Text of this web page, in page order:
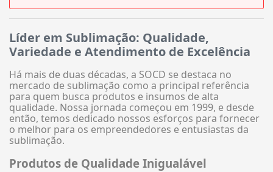
Líder em Sublimação: Qualidade,
Variedade e Atendimento de Excelência
Há mais de duas décadas, a SOCD se destaca no
mercado de sublimação como a principal referência
para quem busca produtos e insumos de alta
qualidade. Nossa jornada começou em 1999, e desde
então, temos dedicado nossos esforços para fornecer
o melhor para os empreendedores e entusiastas da
sublimação.
Produtos de Qualidade Inigualável